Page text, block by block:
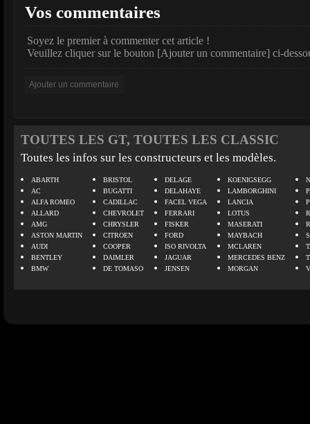
Vos commentaires
Soyez le premier à commenter cet article !
Veuillez cliquer sur le bouton [Ajouter un commentaire] ci-
TOUTES LES GT, TOUTES LES CLASSIC
Toutes les infos sur les constructeurs et les modèles.
ABARTH
AC
ALFA ROMEO
ALLARD
AMG
ASTON MARTIN
AUDI
BENTLEY
BMW
BRISTOL
BUGATTI
CADILLAC
CHEVROLET
CHRYSLER
CITROEN
COOPER
DAIMLER
DE TOMASO
DELAGE
DELAHAYE
FACEL VEGA
FERRARI
FISKER
FORD
ISO RIVOLTA
JAGUAR
JENSEN
KOENIGSEGG
LAMBORGHINI
LANCIA
LOTUS
MASERATI
MAYBACH
MCLAREN
MERCEDES BENZ
MORGAN